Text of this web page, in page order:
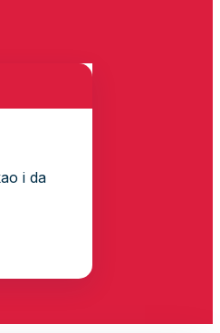
i da